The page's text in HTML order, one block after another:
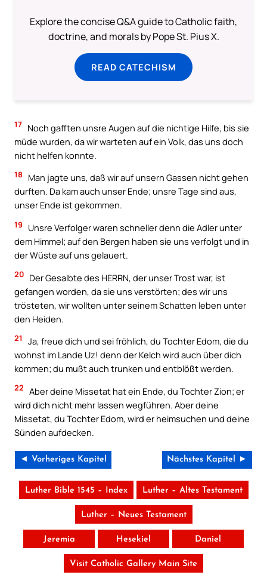
Explore the concise Q&A guide to Catholic faith,
doctrine, and morals by Pope St. Pius X.
READ CATECHISM
17 Noch gafften unsre Augen auf die nichtige Hilfe, bis sie
müde wurden, da wir warteten auf ein Volk, das uns doch
nicht helfen konnte.
18
Man jagte uns, daß wir auf unsern Gassen nicht gehen
durften. Da kam auch unser Ende; unsre Tage sind aus,
unser Ende ist gekommen.
19
Unsre Verfolger waren schneller denn die Adler unter
dem Himmel; auf den Bergen haben sie uns verfolgt und in
der Wüste auf uns gelauert.
20 Der Gesalbte des HERRN, der unser Trost war, ist
gefangen worden, da sie uns verstörten; des wir uns
trösteten, wir wollten unter seinem Schatten leben unter
den Heiden.
21
Ja, freue dich und sei fröhlich, du Tochter Edom, die du
wohnst im Lande Uz! denn der Kelch wird auch über dich
kommen; du mußt auch trunken und entblößt werden.
22 Aber deine Missetat hat ein Ende, du Tochter Zion; er
wird dich nicht mehr lassen wegführen. Aber deine
Missetat, du Tochter Edom, wird er heimsuchen und deine
Sünden aufdecken.
◄ Vorheriges Kapitel Nächstes Kapitel ►
Luther Bible 1545 – Index Luther – Altes Testament
Luther – Neues Testament
Jeremia Hesekiel Daniel
Visit Catholic Gallery Main Site